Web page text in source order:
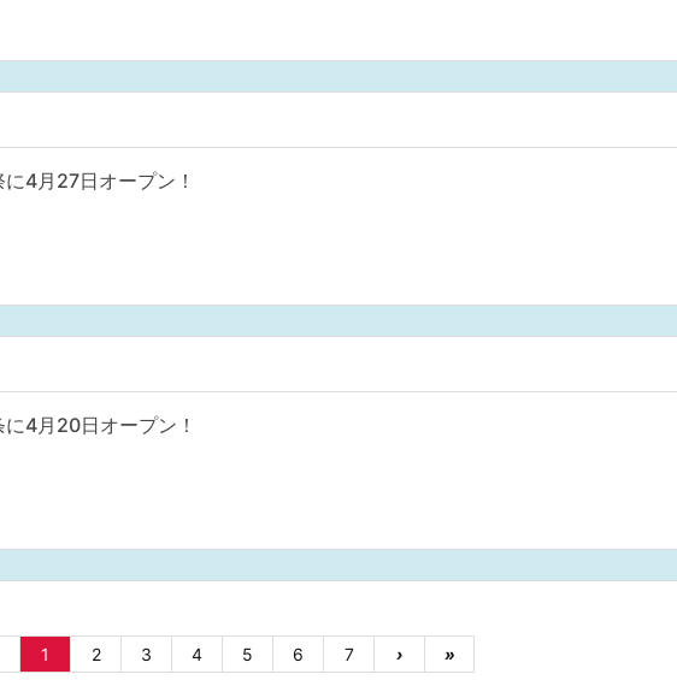
4月27日オープン！
4月20日オープン！
1 2 3 4 5 6 7 › »